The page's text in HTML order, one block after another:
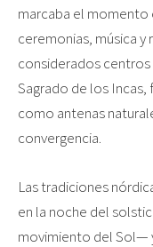
marcaba el momento
ceremonias, música
considerados
Sagrado de los
como antenas
convergencia.
Las tradiciones
en la noche del
movimiento del Sol—